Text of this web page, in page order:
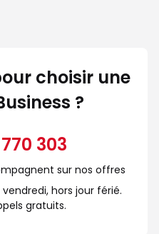
choisir une
?
303
sur nos offres
hors jour férié.
gratuits.